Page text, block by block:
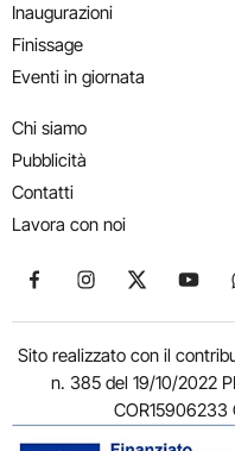
Inaugurazioni
Finissage
Eventi in giornata
Chi siamo
Pubblicità
Contatti
Lavora con noi
Seguici su Facebook
Seguici suSeguici su X
Sito realizzato con il
n. 385 del 19/10/2022